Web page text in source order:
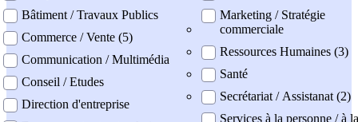
Bâtiment / Travaux Publics
Commerce / Vente (5)
Communication / Multimédia
Conseil / Etudes
Direction d'entreprise
Marketing / Stratégie
commerciale
Ressources Humaines (3)
Santé
Secrétariat / Assistanat (2)
Services à la personne / à la